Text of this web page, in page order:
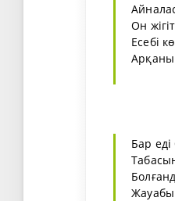
Он
Есебі
Арқаны
Бар еді